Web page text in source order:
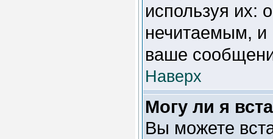
используя их:
нечитаемым, и
ваше
Наверх
Могу ли я
Вы можете